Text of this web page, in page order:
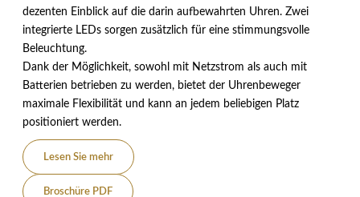
dezenten Einblick auf die darin aufbewahrten Uhren. Zwei
integrierte LEDs sorgen zusätzlich für eine stimmungsvolle
Beleuchtung.
Dank der Möglichkeit, sowohl mit Netzstrom als auch mit
Batterien betrieben zu werden, bietet der Uhrenbeweger
maximale Flexibilität und kann an jedem beliebigen Platz
positioniert werden.
Lesen Sie mehr
Broschüre PDF